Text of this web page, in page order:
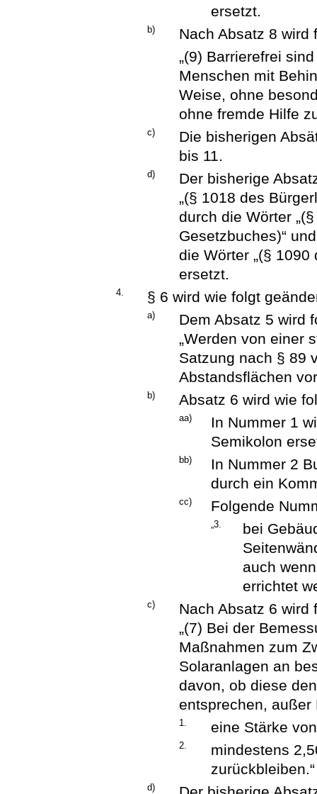
ersetzt.
b)
Nach Absatz 8 wird
„(9) Barrierefrei
Menschen mit
Weise, ohne
ohne fremde Hilfe
c)
Die bisherigen
bis 11.
d)
Der bisherige
„(§ 1018 des
durch die Wörter
Gesetzbuches)“
die Wörter „(§
ersetzt.
4. § 6 wird wie folgt
a)
Dem Absatz 5 wird
„Werden von einer
Satzung nach § 89
Abstandsflächen
b) Absatz 6 wird wie
aa)
In Nummer 1
Semikolon
bb)
In Nummer 2
durch ein
cc) Folgende
„3.
bei
auch
errichtet
c)
Nach Absatz 6 wird
„(7) Bei der
Maßnahmen zum
Solaranlagen an
davon, ob diese
entsprechen, außer
1. eine Stärke
2.
mindestens
zurückbleiben.“
d)